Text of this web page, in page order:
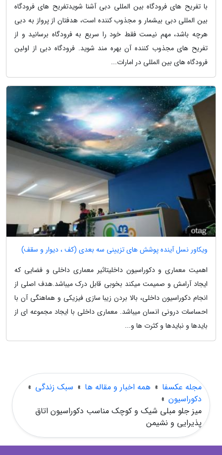
با تفریح های فرودگاه بین المللی دبی آشنا شویدتفریح های فرودگاه
بین المللی دبی بیشمار و مجذوب کننده است، هدفتان از پرواز به دبی
هرچه باشد، مهم نیست فقط خود را سریع به فرودگاه برسانید و از
تفریح های مجذوب کننده آن بهره مند شوید. فرودگاه دبی از اولین
فرودگاه های بین المللی در امارات...
ویکاور نسل آینده پوشش های تزیینی سه بعدی (کف ، دیوار و سقف)
اهمیت معماری و دکوراسیون داخلیتاثیر معماری داخلی و فضایی که
ایجاد آرامش و صمیمت میکند بخوبی قابل درک میباشد.هدف اصلی از
انجام دکوراسیون داخلی، بالا بردن زیبا سازی فیزیکی و هماهنگی آن با
احساسات درونی انسان میباشد. معماری داخلی با ایجاد مجموعه ای از
بایدها و نبایدها و کثرت ها و...
مجله عکسفا » همه اخبار و مقاله ها » سبک زندگی »
دکوراسیون »
میز جلو مبلی شیک و کوچک مناسب دکوراسیون اتاق
پذیرایی و نشیمن